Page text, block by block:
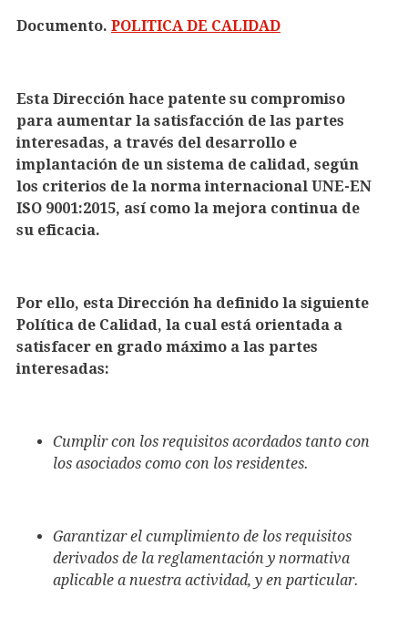
Documento. POLITICA DE CALIDAD
Esta Dirección hace patente su compromiso
para aumentar la satisfacción de las partes
interesadas, a través del desarrollo e
implantación de un sistema de calidad, según
los criterios de la norma internacional UNE-EN
ISO 9001:2015, así como la mejora continua de
su eficacia.
Por ello, esta Dirección ha definido la siguiente
Política de Calidad, la cual está orientada a
satisfacer en grado máximo a las partes
interesadas:
Cumplir con los requisitos acordados tanto con
los asociados como con los residentes.
Garantizar el cumplimiento de los requisitos
derivados de la reglamentación y normativa
aplicable a nuestra actividad, y en particular.